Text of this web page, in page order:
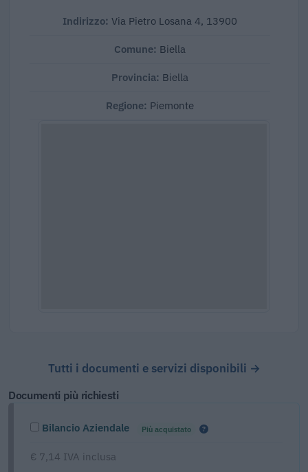
Indirizzo: Via Pietro Losana 4, 13900
Comune: Biella
Provincia: Biella
Regione: Piemonte
Tutti i documenti e servizi disponibili →
Documenti più richiesti
Bilancio Aziendale Più acquistato
€ 7,14 IVA inclusa